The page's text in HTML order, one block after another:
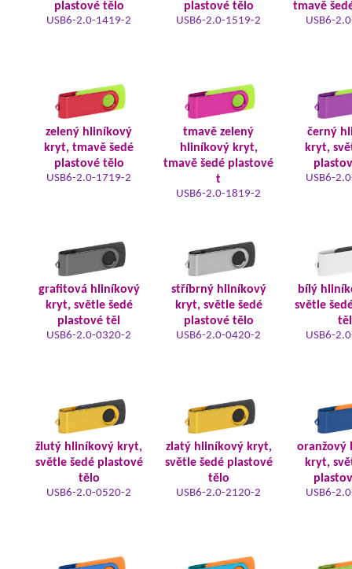
plastové tělo
USB6-2.0-1419-2
plastové tělo
USB6-2.0-1519-2
tmavě
USB6-
zelený hliníkový
kryt, tmavě šedé
plastové tělo
USB6-2.0-1719-2
tmavě zelený
hliníkový kryt,
tmavě šedé plastové
t
USB6-2.0-1819-2
černý
kryt,
USB6-
grafitová hliníkový
kryt, světle šedé
plastové těl
USB6-2.0-0320-2
stříbrný hliníkový
kryt, světle šedé
plastové tělo
USB6-2.0-0420-2
bílý
světle
USB6-
žlutý hliníkový kryt,
světle šedé plastové
tělo
USB6-2.0-0520-2
zlatý hliníkový kryt,
světle šedé plastové
tělo
USB6-2.0-2120-2
oranžový
kryt,
USB6-